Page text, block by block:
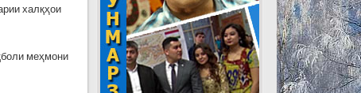
халқҳои
меҳмони